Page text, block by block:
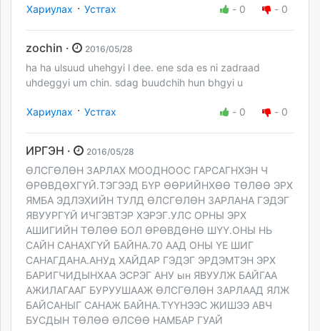
Хариулах · Устгах - 0 - 0
zochin · 2016/05/28
ha ha ulsuud uhehgyi l dee. ene sda es ni zadraad
uhdeggyi um chin. sdag buudchih hun bhgyi u
Хариулах · Устгах - 0 - 0
ИРГЭН · 2016/05/28
ӨЛСГӨЛӨН ЗАРЛАХ МООДНООС ГАРСАГНХЭН Ч
ӨРӨВДӨХГҮЙ.ТЭГЭЭД БҮР ӨӨРИЙНХӨӨ ТӨЛӨӨ ЭРХ
ЯМБА ЭДЛЭХИЙН ТУЛД ӨЛСГӨЛӨН ЗАРЛАНА ГЭДЭГ
ЯВУУРГҮЙ ИЧГЭВТЭР ХЭРЭГ.УЛС ОРНЫ ЭРХ
АШИГИЙН ТӨЛӨӨ БОЛ ӨРӨВДӨНӨ ШҮҮ.ОНЫ НЬ
САЙН САНАХГҮЙ БАЙНА.70 ААД ОНЫ ҮЕ ШИГ
САНАГДАНА.АНУд ХАЙДАР ГЭДЭГ ЭРДЭМТЭН ЭРХ
БАРИГЧИДЫНХАА ЭСРЭГ АНУ ын ЯВУУЛЖ БАЙГАА
АЖИЛАГААГ БУРУУШААЖ ӨЛСГӨЛӨН ЗАРЛААД ЯЛЖ
БАЙСАНЫГ САНАЖ БАЙНА.ТҮҮНЭЭС ЖИШЭЭ АВЧ
БУСДЫН ТӨЛӨӨ ӨЛСӨӨ НАМБАР ГУАЙ